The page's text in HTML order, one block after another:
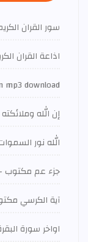
سور القران
اذاعة القران
mp3 download
إن الله
الله نور
جزء عم مكتوب -
آية الكرسي
اواخر سورة